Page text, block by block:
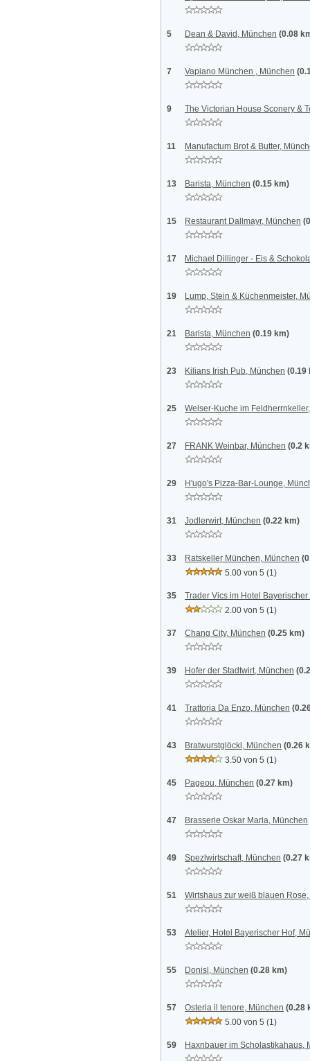
5 Dean & David, München (0.08
7 Vapiano München , München
9 The Victorian House Sconery &
11 Manufactum Brot & Butter,
13 Barista, München (0.15 km)
15 Restaurant Dallmayr, München
17 Michael Dillinger - Eis &
19 Lump, Stein & Küchenmeister,
21 Barista, München (0.19 km)
23 Kilians Irish Pub, München (0.19
25 Welser-Kuche im
27 FRANK Weinbar, München (0.2
29 H'ugo's Pizza-Bar-Lounge,
31 Jodlerwirt, München (0.22 km)
33 Ratskeller München, München
5.00 von 5 (1)
35
Trader Vics im Hotel
2.00 von 5 (1)
37 Chang City, München (0.25 km)
39 Hofer der Stadtwirt, München
41 Trattoria Da Enzo, München
43 Bratwurstglöckl, München (0.26
3.50 von 5 (1)
45 Pageou, München (0.27 km)
47 Brasserie Oskar Maria, München
49 Spezlwirtschaft, München (0.27
51 Wirtshaus zur weiß blauen
53 Atelier, Hotel Bayerischer Hof,
55 Donisl, München (0.28 km)
57 Osteria il tenore, München (0.28
5.00 von 5 (1)
59 Haxnbauer im Scholastikahaus,